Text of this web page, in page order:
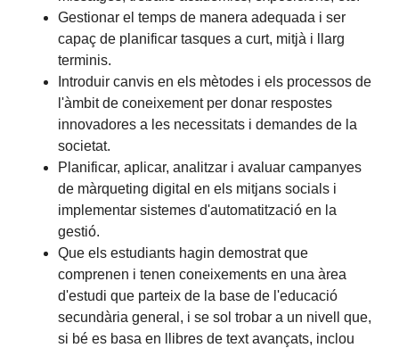
Gestionar el temps de manera adequada i ser
capaç de planificar tasques a curt, mitjà i llarg
terminis.
Introduir canvis en els mètodes i els processos de
l'àmbit de coneixement per donar respostes
innovadores a les necessitats i demandes de la
societat.
Planificar, aplicar, analitzar i avaluar campanyes
de màrqueting digital en els mitjans socials i
implementar sistemes d'automatització en la
gestió.
Que els estudiants hagin demostrat que
comprenen i tenen coneixements en una àrea
d'estudi que parteix de la base de l'educació
secundària general, i se sol trobar a un nivell que,
si bé es basa en llibres de text avançats, inclou